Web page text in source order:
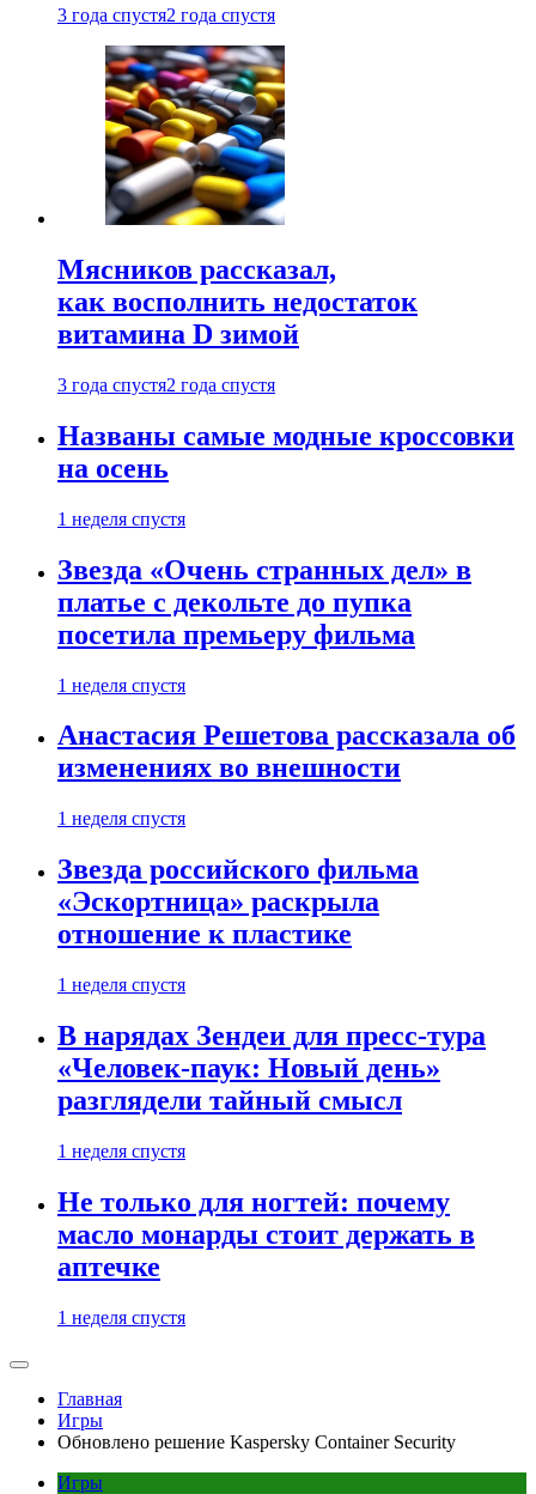
3 года спустя2 года спустя
Мясников рассказал,
как восполнить недостаток
витамина D зимой
3 года спустя2 года спустя
Названы самые модные кроссовки
на осень
1 неделя спустя
Звезда «Очень странных дел» в
платье с декольте до пупка
посетила премьеру фильма
1 неделя спустя
Анастасия Решетова рассказала об
изменениях во внешности
1 неделя спустя
Звезда российского фильма
«Эскортница» раскрыла
отношение к пластике
1 неделя спустя
В нарядах Зендеи для пресс-тура
«Человек-паук: Новый день»
разглядели тайный смысл
1 неделя спустя
Не только для ногтей: почему
масло монарды стоит держать в
аптечке
1 неделя спустя
Главная
Игры
Обновлено решение Kaspersky Container Security
Игры